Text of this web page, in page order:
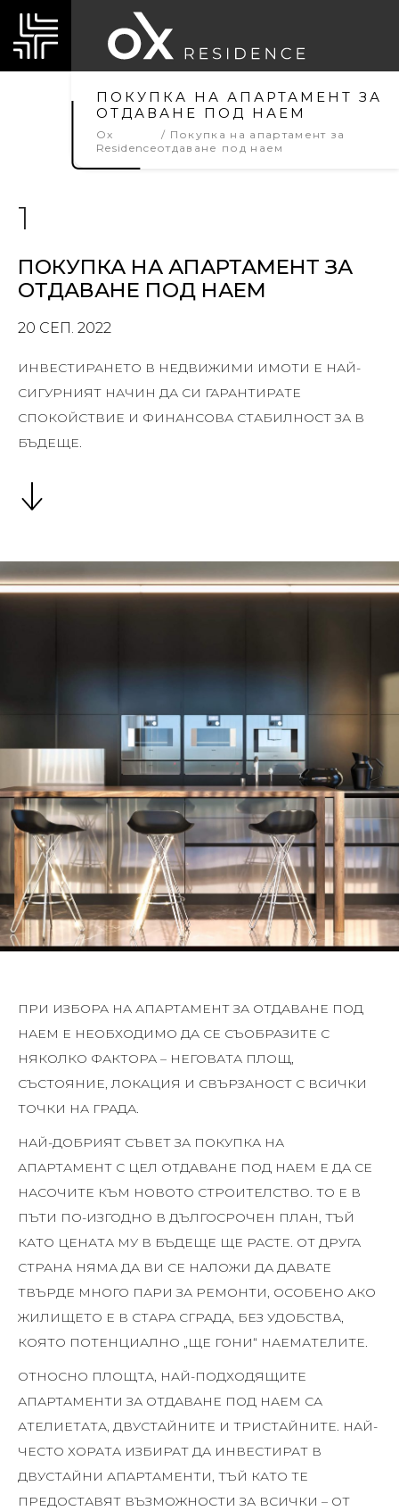
ПОКУПКА НА АПАРТАМЕНТ ЗА
ОТДАВАНЕ ПОД НАЕМ
Ox
Residence
Покупка на апартамент за
отдаване под наем
1
ПОКУПКА НА АПАРТАМЕНТ ЗА
ОТДАВАНЕ ПОД НАЕМ
20 СЕП. 2022
ИНВЕСТИРАНЕТО В НЕДВИЖИМИ ИМОТИ Е НАЙ-
СИГУРНИЯТ НАЧИН ДА СИ ГАРАНТИРАТЕ
СПОКОЙСТВИЕ И ФИНАНСОВА СТАБИЛНОСТ ЗА В
БЪДЕЩЕ.
ПРИ ИЗБОРА НА АПАРТАМЕНТ ЗА ОТДАВАНЕ ПОД
НАЕМ Е НЕОБХОДИМО ДА СЕ СЪОБРАЗИТЕ С
НЯКОЛКО ФАКТОРА – НЕГОВАТА ПЛОЩ,
СЪСТОЯНИЕ, ЛОКАЦИЯ И СВЪРЗАНОСТ С ВСИЧКИ
ТОЧКИ НА ГРАДА.
НАЙ-ДОБРИЯТ СЪВЕТ ЗА ПОКУПКА НА
АПАРТАМЕНТ С ЦЕЛ ОТДАВАНЕ ПОД НАЕМ Е ДА СЕ
НАСОЧИТЕ КЪМ НОВОТО СТРОИТЕЛСТВО. ТО Е В
ПЪТИ ПО-ИЗГОДНО В ДЪЛГОСРОЧЕН ПЛАН, ТЪЙ
КАТО ЦЕНАТА МУ В БЪДЕЩЕ ЩЕ РАСТЕ. ОТ ДРУГА
СТРАНА НЯМА ДА ВИ СЕ НАЛОЖИ ДА ДАВАТЕ
ТВЪРДЕ МНОГО ПАРИ ЗА РЕМОНТИ, ОСОБЕНО АКО
ЖИЛИЩЕТО Е В СТАРА СГРАДА, БЕЗ УДОБСТВА,
КОЯТО ПОТЕНЦИАЛНО „ЩЕ ГОНИ“ НАЕМАТЕЛИТЕ.
ОТНОСНО ПЛОЩТА, НАЙ-ПОДХОДЯЩИТЕ
АПАРТАМЕНТИ ЗА ОТДАВАНЕ ПОД НАЕМ СА
АТЕЛИЕТАТА, ДВУСТАЙНИТЕ И ТРИСТАЙНИТЕ. НАЙ-
ЧЕСТО ХОРАТА ИЗБИРАТ ДА ИНВЕСТИРАТ В
ДВУСТАЙНИ АПАРТАМЕНТИ, ТЪЙ КАТО ТЕ
ПРЕДОСТАВЯТ ВЪЗМОЖНОСТИ ЗА ВСИЧКИ – ОТ